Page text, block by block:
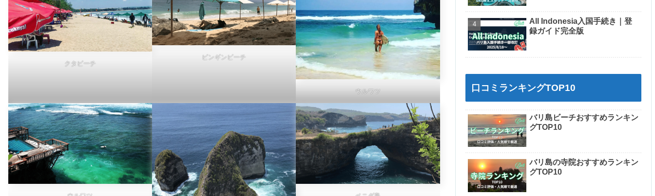
クタビーチ
ビンギンビーチ
ウルワツ
All Indonesia入国手続き｜登
録ガイド完全版
口コミランキングTOP10
バリ島ビーチおすすめランキン
グTOP10
バリ島の寺院おすすめランキン
グTOP10